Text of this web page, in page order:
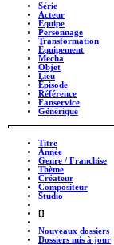
Série
Acteur
Équipe
Personnage
Transformation
Équipement
Mecha
Objet
Lieu
Épisode
Référence
Fanservice
Générique
Titre
Année
Genre / Franchise
Thème
Créateur
Compositeur
Studio
[]
Nouveaux dossiers
Dossiers mis à jour